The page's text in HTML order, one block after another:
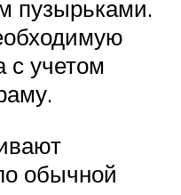
пузырьками.
с учетом
обычной